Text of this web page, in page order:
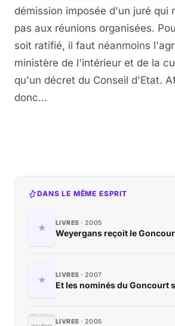
démission imposée d'un juré qui
pas aux réunions organisées.
soit ratifié, il faut néanmoins
ministère de l'intérieur et de la
qu'un décret du Conseil d'Etat.
donc...
DANS LE MÊME ESPRIT
LIVRES 2005
Weyergans reçoit le
LIVRES 2007
Et les nominés du Goncourt
LIVRES 2005